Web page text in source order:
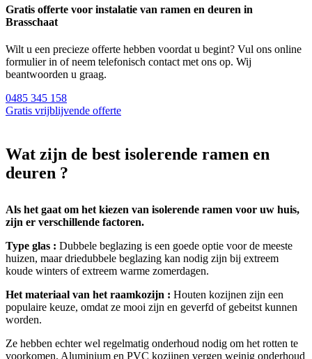
Gratis offerte voor instalatie van ramen en deuren in
Brasschaat
Wilt u een precieze offerte hebben voordat u begint? Vul ons online
formulier in of neem telefonisch contact met ons op. Wij
beantwoorden u graag.
0485 345 158
Gratis vrijblijvende offerte
Wat zijn de best isolerende ramen en
deuren ?
Als het gaat om het kiezen van isolerende ramen voor uw huis,
zijn er verschillende factoren.
Type glas : Dubbele beglazing is een goede optie voor de meeste
huizen, maar driedubbele beglazing kan nodig zijn bij extreem
koude winters of extreem warme zomerdagen.
Het materiaal van het raamkozijn : Houten kozijnen zijn een
populaire keuze, omdat ze mooi zijn en geverfd of gebeitst kunnen
worden.
Ze hebben echter wel regelmatig onderhoud nodig om het rotten te
voorkomen. Aluminium en PVC kozijnen vergen weinig onderhoud